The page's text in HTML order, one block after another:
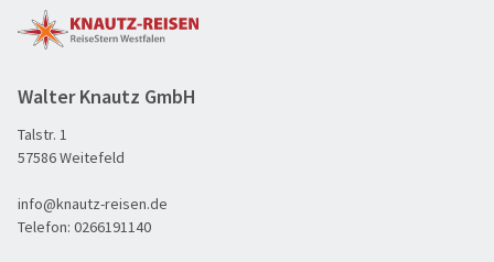
Adventsreisen
Walter Knautz GmbH
Talstr. 1
57586 Weitefeld
info@knautz-reisen.de
Telefon: 0266191140